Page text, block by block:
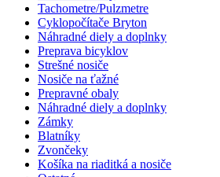
Tachometre/Pulzmetre
Cyklopočítače Bryton
Náhradné diely a doplnky
Preprava bicyklov
Strešné nosiče
Nosiče na ťažné
Prepravné obaly
Náhradné diely a doplnky
Zámky
Blatníky
Zvončeky
Košíka na riaditká a nosiče